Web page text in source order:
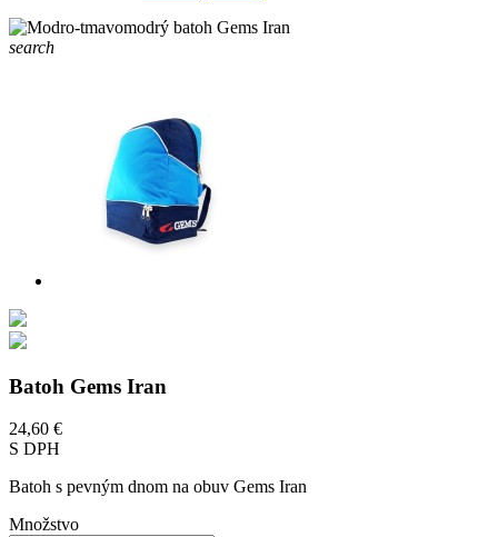
search
Batoh Gems Iran
24,60 €
S DPH
Batoh s pevným dnom na obuv Gems Iran
Množstvo